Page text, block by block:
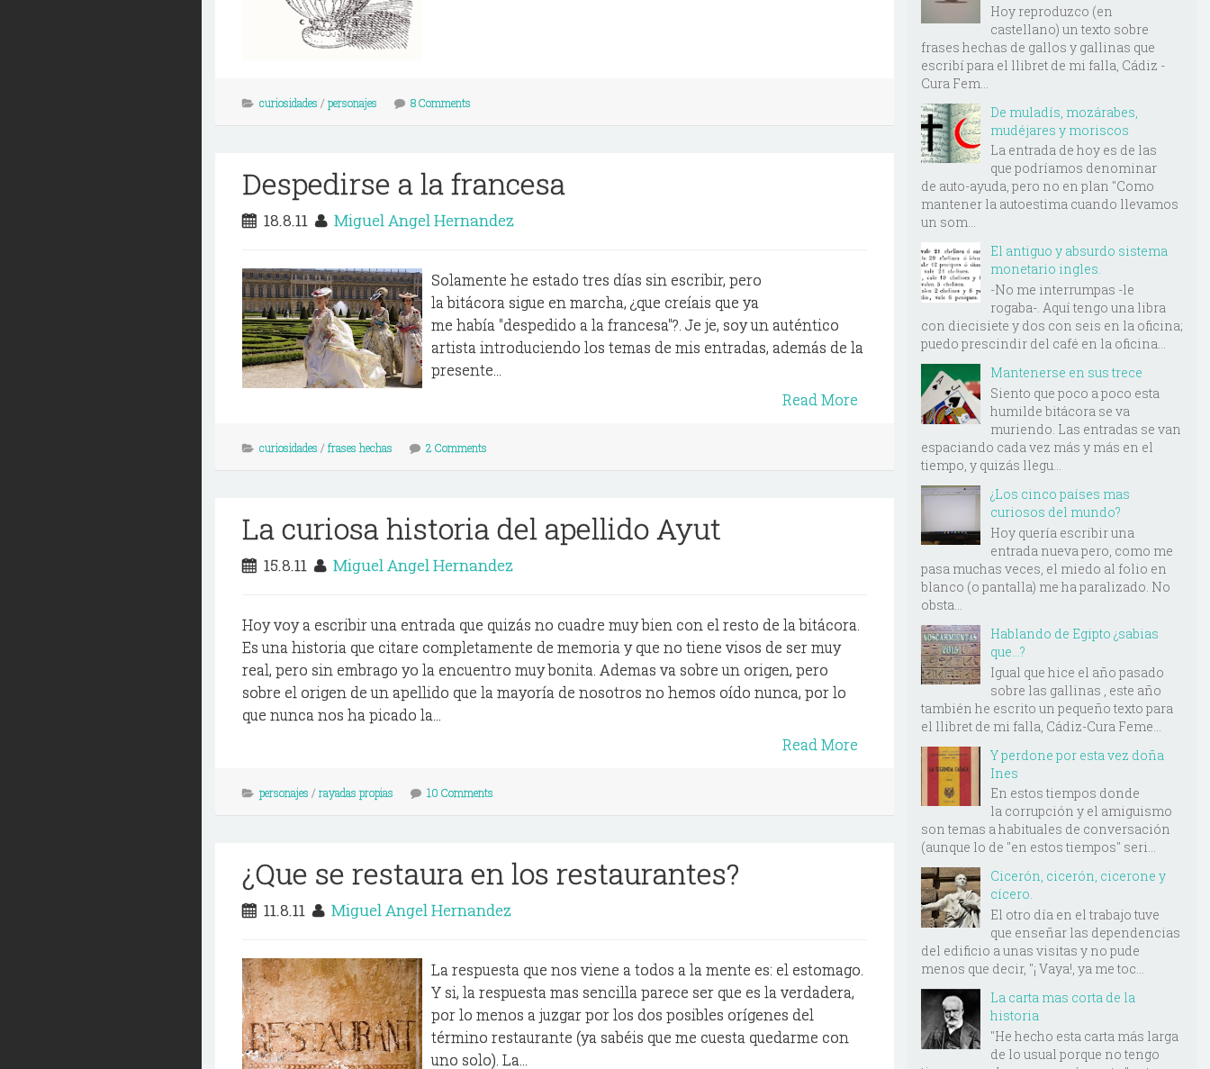
curiosidades / personajes 8 Comments
Despedirse a la francesa
18.8.11 Miguel Angel Hernandez
Solamente he estado tres días sin escribir, pero
la bitácora sigue en marcha, ¿que creíais que ya
me había "despedido a la francesa"?. Je je, soy un auténtico
artista introduciendo los temas de mis entradas, además de la
presente...
Read More
curiosidades / frases hechas 2 Comments
La curiosa historia del apellido Ayut
15.8.11 Miguel Angel Hernandez
Hoy voy a escribir una entrada que quizás no cuadre muy bien con el resto de la bitácora.
Es una historia que citare completamente de memoria y que no tiene visos de ser muy
real, pero sin embrago yo la encuentro muy bonita. Ademas va sobre un origen, pero
sobre el origen de un apellido que la mayoría de nosotros no hemos oído nunca, por lo
que nunca nos ha picado la...
Read More
personajes / rayadas propias 10 Comments
¿Que se restaura en los restaurantes?
11.8.11 Miguel Angel Hernandez
La respuesta que nos viene a todos a la mente es: el estomago.
Y si, la respuesta mas sencilla parece ser que es la verdadera,
por lo menos a juzgar por los dos posibles orígenes del
término restaurante (ya sabéis que me cuesta quedarme con
uno solo). La...
Hoy reproduzco (en
castellano) un texto sobre
frases hechas de gallos y gallinas que
escribí para el llibret de mi falla, Cádiz -
Cura Fem...
De muladís, mozárabes,
mudéjares y moriscos
La entrada de hoy es de las
que podríamos denominar
de auto-ayuda, pero no en plan "Como
mantener la autoestima cuando llevamos
un som...
El antiguo y absurdo sistema
monetario ingles.
-No me interrumpas -le
rogaba-. Aquí tengo una libra
con diecisiete y dos con seis en la oficina;
puedo prescindir del café en la oficina...
Mantenerse en sus trece
Siento que poco a poco esta
humilde bitácora se va
muriendo. Las entradas se van
espaciando cada vez más y más en el
tiempo, y quizás llegu...
¿Los cinco países mas
curiosos del mundo?
Hoy quería escribir una
entrada nueva pero, como me
pasa muchas veces, el miedo al folio en
blanco (o pantalla) me ha paralizado. No
obsta...
Hablando de Egipto ¿sabias
que...?
Igual que hice el año pasado
sobre las gallinas , este año
también he escrito un pequeño texto para
el llibret de mi falla, Cádiz-Cura Feme...
Y perdone por esta vez doña
Ines
En estos tiempos donde
la corrupción y el amiguismo
son temas a habituales de conversación
(aunque lo de "en estos tiempos" seri...
Cicerón, cicerón, cicerone y
cícero.
El otro día en el trabajo tuve
que enseñar las dependencias
del edificio a unas visitas y no pude
menos que decir, "¡ Vaya!, ya me toc...
La carta mas corta de la
historia
"He hecho esta carta más larga
de lo usual porque no tengo